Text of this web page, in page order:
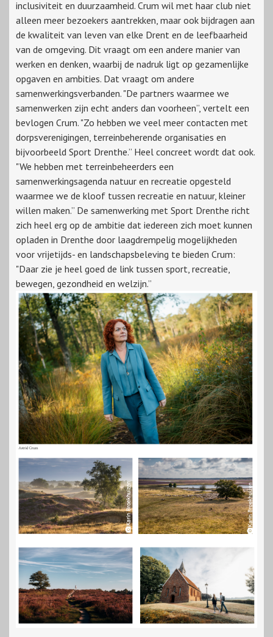
inclusiviteit en duurzaamheid. Crum wil met haar club niet
alleen meer bezoekers aantrekken, maar ook bijdragen aan
de kwaliteit van leven van elke Drent en de leefbaarheid
van de omgeving. Dit vraagt om een andere manier van
werken en denken, waarbij de nadruk ligt op gezamenlijke
opgaven en ambities. Dat vraagt om andere
samenwerkingsverbanden. "De partners waarmee we
samenwerken zijn echt anders dan voorheen”, vertelt een
bevlogen Crum. "Zo hebben we veel meer contacten met
dorpsverenigingen, terreinbeherende organisaties en
bijvoorbeeld Sport Drenthe.” Heel concreet wordt dat ook.
"We hebben met terreinbeheerders een
samenwerkingsagenda natuur en recreatie opgesteld
waarmee we de kloof tussen recreatie en natuur, kleiner
willen maken.” De samenwerking met Sport Drenthe richt
zich heel erg op de ambitie dat iedereen zich moet kunnen
opladen in Drenthe door laagdrempelig mogelijkheden
voor vrijetijds- en landschapsbeleving te bieden Crum:
"Daar zie je heel goed de link tussen sport, recreatie,
bewegen, gezondheid en welzijn.”